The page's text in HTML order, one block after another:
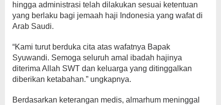
hingga administrasi telah dilakukan sesuai ketentuan
yang berlaku bagi jemaah haji Indonesia yang wafat di
Arab Saudi.
“Kami turut berduka cita atas wafatnya Bapak
Syuwandi. Semoga seluruh amal ibadah hajinya
diterima Allah SWT dan keluarga yang ditinggalkan
diberikan ketabahan.” ungkapnya.
Berdasarkan keterangan medis, almarhum meninggal